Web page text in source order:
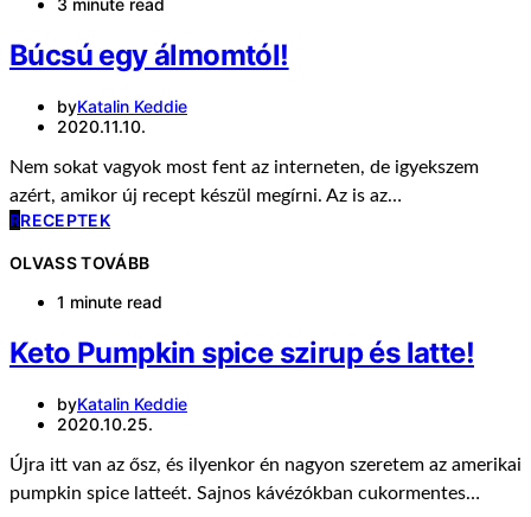
3 minute read
Búcsú egy álmomtól!
byKatalin Keddie
2020.11.10.
Nem sokat vagyok most fent az interneten, de igyekszem
azért, amikor új recept készül megírni. Az is az…
RRECEPTEK
OLVASS TOVÁBB
1 minute read
Keto Pumpkin spice szirup és latte!
byKatalin Keddie
2020.10.25.
Újra itt van az ősz, és ilyenkor én nagyon szeretem az amerikai
pumpkin spice latteét. Sajnos kávézókban cukormentes…